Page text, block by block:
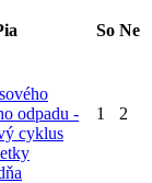
So Ne
odpadu -
cyklus
1 2